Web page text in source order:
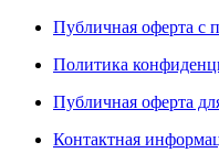
Публичная оферта с
Политика
Публичная оферта
Контактная